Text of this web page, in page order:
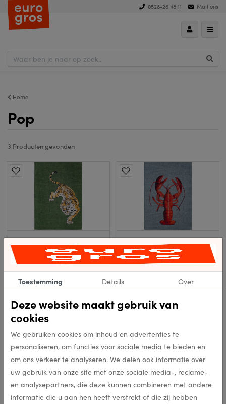
0528-26 48 11 Mail ons
Home
Pop
3 Productengevonden
In meerdere opties leverbaar
Bekijk product
In meerdere opties leverbaar
Bekijk product
Pop 9390
naar laag
Toestemming Details Over
Deze website maakt gebruik van
cookies
We gebruiken cookies om inhoud en advertenties te
personaliseren, om functies voor sociale media te bieden en
om ons verkeer te analyseren. We delen ook informatie over
uw gebruik van onze site met onze sociale media-, reclame-
en analysepartners, die deze kunnen combineren met andere
informatie die u aan hen heeft verstrekt of die zij hebben